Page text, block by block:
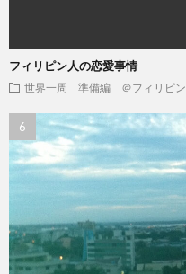
フィリピン人の恋愛事情
世界一周 準備編 ＠フィリピン